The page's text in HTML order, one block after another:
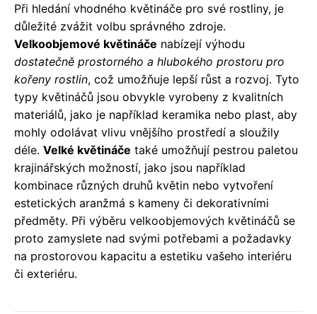
Při hledání vhodného květináče pro své rostliny, je
důležité zvážit volbu správného zdroje.
Velkoobjemové květináče nabízejí výhodu
dostatečně prostorného a hlubokého prostoru pro
kořeny rostlin, což umožňuje lepší růst a rozvoj. Tyto
typy květináčů jsou obvykle vyrobeny z kvalitních
materiálů, jako je například keramika nebo plast, aby
mohly odolávat vlivu vnějšího prostředí a sloužily
déle. Velké květináče také umožňují pestrou paletou
krajinářských možností, jako jsou například
kombinace různých druhů květin nebo vytvoření
estetických aranžmá s kameny či dekorativními
předměty. Při výběru velkoobjemových květináčů se
proto zamyslete nad svými potřebami a požadavky
na prostorovou kapacitu a estetiku vašeho interiéru
či exteriéru.